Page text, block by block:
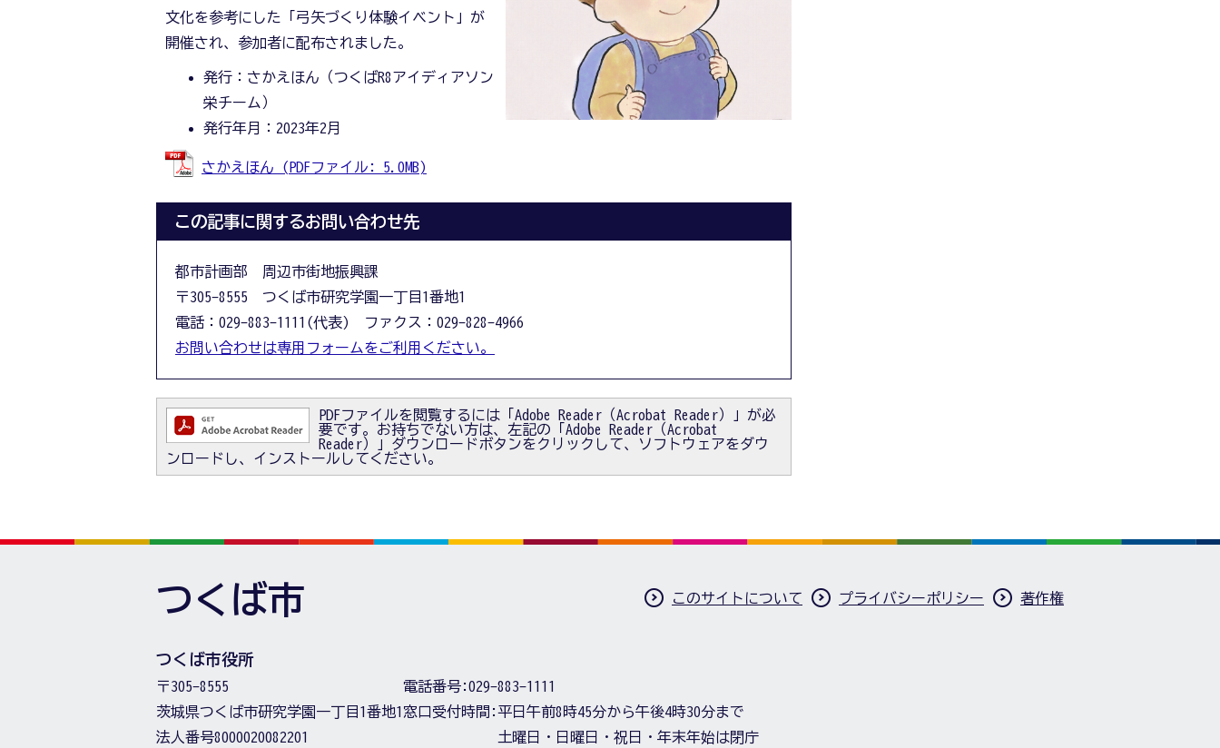
文化を参考にした「弓矢づくり体験イベント」が
開催され、参加者に配布されました。
発行：さかえほん（つくばR8アイディアソン
栄チーム）
発行年月：2023年2月
さかえほん (PDFファイル: 5.0MB)
この記事に関するお問い合わせ先
都市計画部 周辺市街地振興課
〒305-8555 つくば市研究学園一丁目1番地1
電話：029-883-1111(代表) ファクス：029-828-4966
お問い合わせは専用フォームをご利用ください。
PDFファイルを閲覧するには「Adobe Reader（Acrobat Reader）」が必
要です。お持ちでない方は、左記の「Adobe Reader（Acrobat
Reader）」ダウンロードボタンをクリックして、ソフトウェアをダウ
ンロードし、インストールしてください。
つくば市 このサイトについて プライバシーポリシー 著作権
つくば市役所
〒305-8555
茨城県つくば市研究学園一丁目1番地1
法人番号8000020082201
電話番号:029-883-1111
窓口受付時間:平日午前8時45分から午後4時30分まで
土曜日・日曜日・祝日・年末年始は閉庁